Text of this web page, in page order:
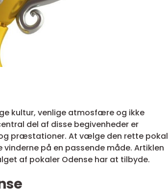
kultur, venlige atmosfære og ikke
del af disse begivenheder er
præstationer. At vælge den rette pokal
på en passende måde. Artiklen
af pokaler Odense har at tilbyde.